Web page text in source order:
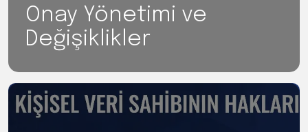
Onay Yönetimi ve
Değişiklikler